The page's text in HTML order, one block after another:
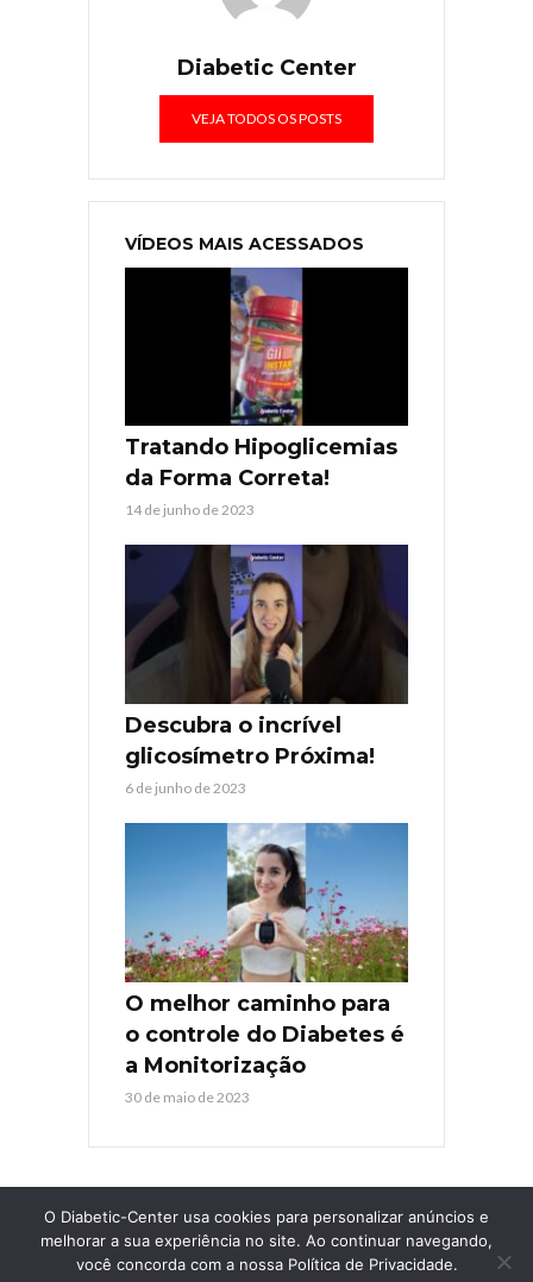
Diabetic Center
VEJA TODOS OS POSTS
VÍDEOS MAIS ACESSADOS
Tratando Hipoglicemias
da Forma Correta!
14 de junho de 2023
Descubra o incrível
glicosímetro Próxima!
6 de junho de 2023
O melhor caminho para
o controle do Diabetes é
a Monitorização
30 de maio de 2023
O Diabetic-Center usa cookies para personalizar anúncios e
melhorar a sua experiência no site. Ao continuar navegando,
você concorda com a nossa Política de Privacidade.